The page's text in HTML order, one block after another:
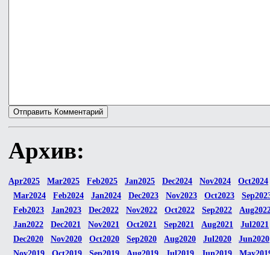
Архив:
Apr2025 Mar2025 Feb2025 Jan2025 Dec2024 Nov2024
Oct2024
Mar2024
Feb2024 Jan2024 Dec2023 Nov2023 Oct2023
Feb2023
Jan2023 Dec2022 Nov2022 Oct2022 Sep2022
Jan2022
Dec2021 Nov2021 Oct2021 Sep2021 Aug2021
Jul2021
Dec2020
Nov2020 Oct2020 Sep2020 Aug2020 Jul2020
Jun2020